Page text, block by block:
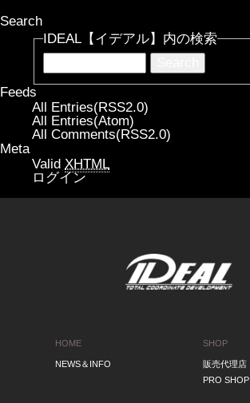
Search
IDEAL【イデアル】内の検索
Feeds
All Entries(RSS2.0)
All Entries(Atom)
All Comments(RSS2.0)
Meta
Valid XHTML
ログイン
HOME
NEWS＆INFO
SHOP
販売代理店
PRO SHOP